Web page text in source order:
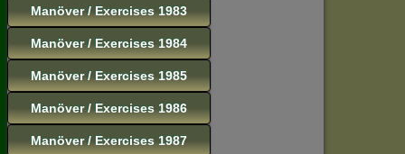
Manöver / Exercises 1983
Manöver / Exercises 1984
Manöver / Exercises 1985
Manöver / Exercises 1986
Manöver / Exercises 1987